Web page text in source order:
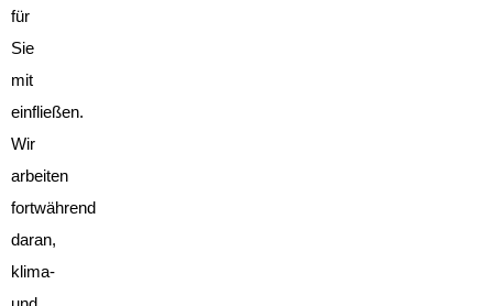
für
Sie
mit
einfließen.
Wir
arbeiten
fortwährend
daran,
klima-